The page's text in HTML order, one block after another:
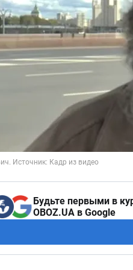
Будьте первыми в
OBOZ.UA в Google